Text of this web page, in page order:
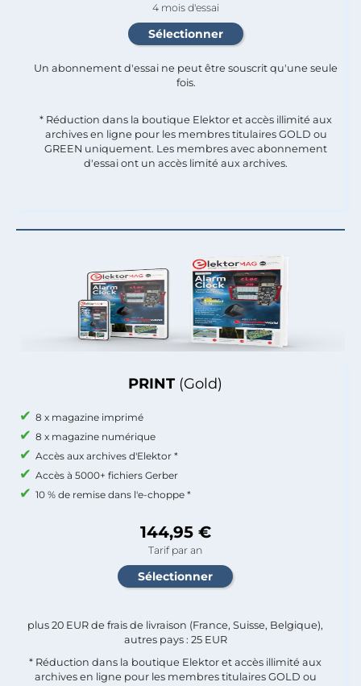
PRINT (Gold)
8 x magazine imprimé
8 x magazine numérique
Accès aux archives d'Elektor *
Accès à 5000+ fichiers Gerber
10 % de remise dans l'e-choppe *
144,95 €
Tarif par an
plus 20 EUR de frais de livraison (France, Suisse, Belgique),
autres pays : 25 EUR
* Réduction dans la boutique Elektor et accès illimité aux
archives en ligne pour les membres titulaires GOLD ou
4 mois d'essai
Un abonnement d'essai ne peut être souscrit qu'une seule
fois.​
* Réduction dans la boutique Elektor et accès illimité aux
archives en ligne pour les membres titulaires GOLD ou
GREEN uniquement. Les membres avec abonnement
d'essai ont un accès limité aux archives.